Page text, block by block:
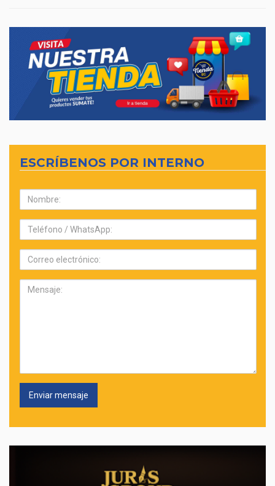
ESCRÍBENOS POR INTERNO
Nombre:
Teléfono:
Correo
electrónico:
Mensaje: